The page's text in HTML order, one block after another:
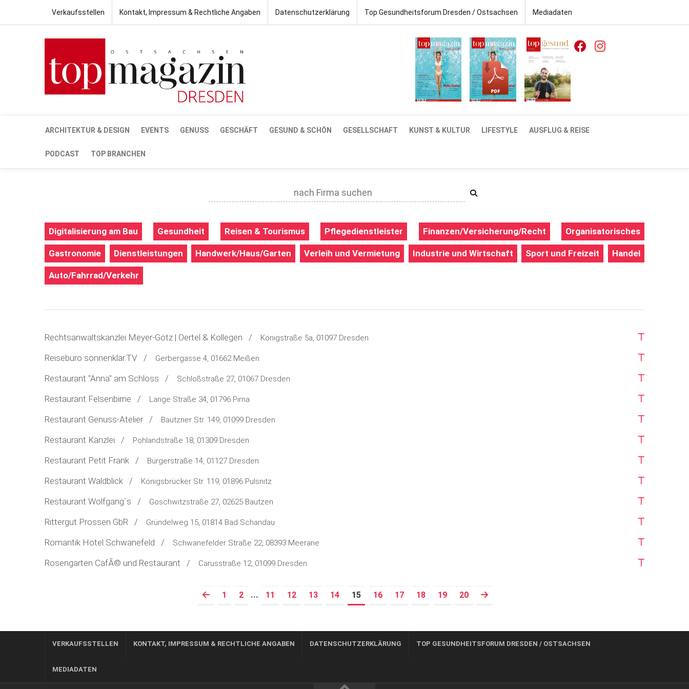
Verkaufsstellen Kontakt, Impressum & Rechtliche Angaben Datenschutzerklärung Top Gesundheitsforum Dresden / Ostsachsen Mediadaten
ARCHITEKTUR & DESIGN EVENTS GENUSS GESCHÄFT GESUND & SCHÖN GESELLSCHAFT KUNST & KULTUR LIFESTYLE AUSFLUG & REISE
PODCAST TOP BRANCHEN
Digitalisierung am Bau Gesundheit Reisen & Tourismus Pflegedienstleister Finanzen/Versicherung/Recht Organisatorisches
Gastronomie Dienstleistungen Handwerk/Haus/Garten Verleih und Vermietung Industrie und Wirtschaft Sport und Freizeit Handel
Auto/Fahrrad/Verkehr
Rechtsanwaltskanzlei Meyer-Götz | Oertel & Kollegen / Königstraße 5a, 01097 Dresden
Reisebüro sonnenklar.TV / Gerbergasse 4, 01662 Meißen
Restaurant "Anna" am Schloss / Schloßstraße 27, 01067 Dresden
Restaurant Felsenbirne / Lange Straße 34, 01796 Pirna
Restaurant Genuss-Atelier / Bautzner Str. 149, 01099 Dresden
Restaurant Kanzlei / Pohlandstraße 18, 01309 Dresden
Restaurant Petit Frank / Bürgerstraße 14, 01127 Dresden
Restaurant Waldblick / Königsbrücker Str. 119, 01896 Pulsnitz
Restaurant Wolfgang`s / Goschwitzstraße 27, 02625 Bautzen
Rittergut Prossen GbR / Gründelweg 15, 01814 Bad Schandau
Romantik Hotel Schwanefeld / Schwanefelder Straße 22, 08393 Meerane
Rosengarten CafÃ© und Restaurant / Carusstraße 12, 01099 Dresden
Prev
1 2 ... 11 12 13 14 15 (current)
16 17 18 19 20 Prev
VERKAUFSSTELLEN KONTAKT, IMPRESSUM & RECHTLICHE ANGABEN DATENSCHUTZERKLÄRUNG TOP GESUNDHEITSFORUM DRESDEN / OSTSACHSEN
MEDIADATEN